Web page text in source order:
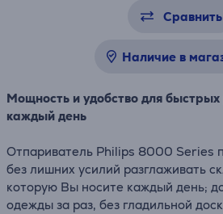
Сравнить
Наличие в
Мощность и удобство для быстрых
каждый день
Отпариватель Philips 8000 Series
без лишних усилий разглаживать
которую Вы носите каждый день;
одежды за раз, без гладильной